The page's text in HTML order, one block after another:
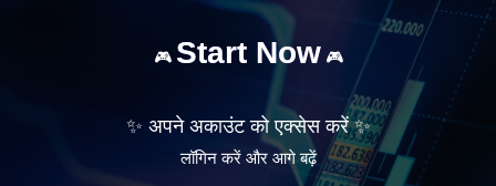
🎮 Start Now 🎮
✨ अपने अकाउंट को एक्सेस करें ✨
लॉगिन करें और आगे बढ़ें